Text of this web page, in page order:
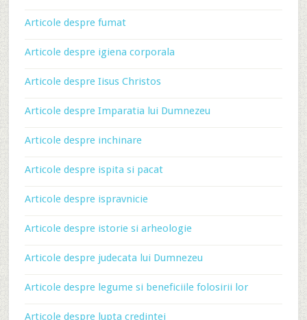
Articole despre fumat
Articole despre igiena corporala
Articole despre Iisus Christos
Articole despre Imparatia lui Dumnezeu
Articole despre inchinare
Articole despre ispita si pacat
Articole despre ispravnicie
Articole despre istorie si arheologie
Articole despre judecata lui Dumnezeu
Articole despre legume si beneficiile folosirii lor
Articole despre lupta credintei